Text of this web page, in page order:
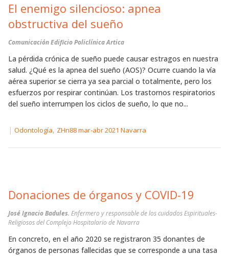
El enemigo silencioso: apnea
obstructiva del sueño
Comunicación Edificio Policlínica Artica
La pérdida crónica de sueño puede causar estragos en nuestra
salud. ¿Qué es la apnea del sueño (AOS)? Ocurre cuando la vía
aérea superior se cierra ya sea parcial o totalmente, pero los
esfuerzos por respirar continúan. Los trastornos respiratorios
del sueño interrumpen los ciclos de sueño, lo que no...
| Odontología, ZHn88 mar-abr 2021 Navarra
Donaciones de órganos y COVID-19
José Ignacio Badules. Enfermero y responsable de los cuidados Espirituales-
Religiosos del Complejo Hospitalario de Navarra
En concreto, en el año 2020 se registraron 35 donantes de
órganos de personas fallecidas que se corresponde a una tasa